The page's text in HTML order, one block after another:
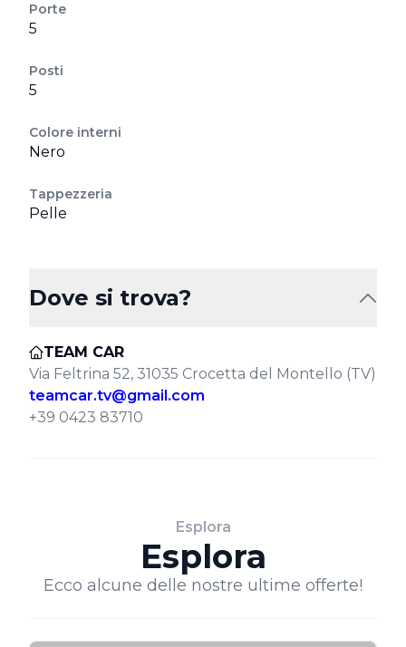
Porte
5
Posti
5
Colore interni
Nero
Tappezzeria
Pelle
Dove si trova?
TEAM CAR
Via Feltrina 52, 31035 Crocetta del Montello (TV)
teamcar.tv@gmail.com
+39 0423 83710
Esplora
Esplora
Ecco alcune delle nostre ultime offerte!